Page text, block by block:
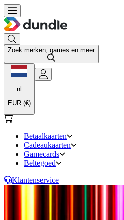
Zoek merken, games en meer
nl
EUR (€)
Betaalkaarten
Cadeaukaarten
Gamecards
Beltegoed
Klantenservice